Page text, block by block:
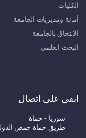
الكليات
أمانة ومديريات الجامعة
الالتحاق بالجامعة
البحث العلمي
ابقى على اتصال
سوريا - حماة
طريق حماة حمص